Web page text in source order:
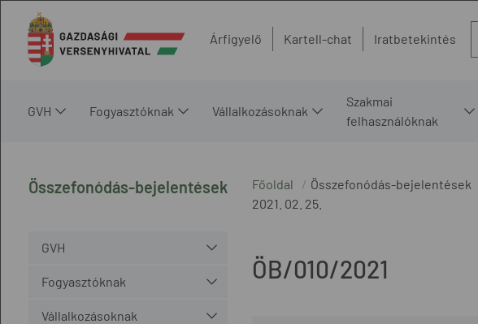
Árfigyelő Kartell-chat Iratbetekintés
GVH Fogyasztóknak Vállalkozásoknak
Szakmai
felhasználóknak
Összefonódás-bejelentések
GVH
Fogyasztóknak
Vállalkozásoknak
Főoldal
Összefonódás-bejelentések
2021. 02. 25.
ÖB/010/2021